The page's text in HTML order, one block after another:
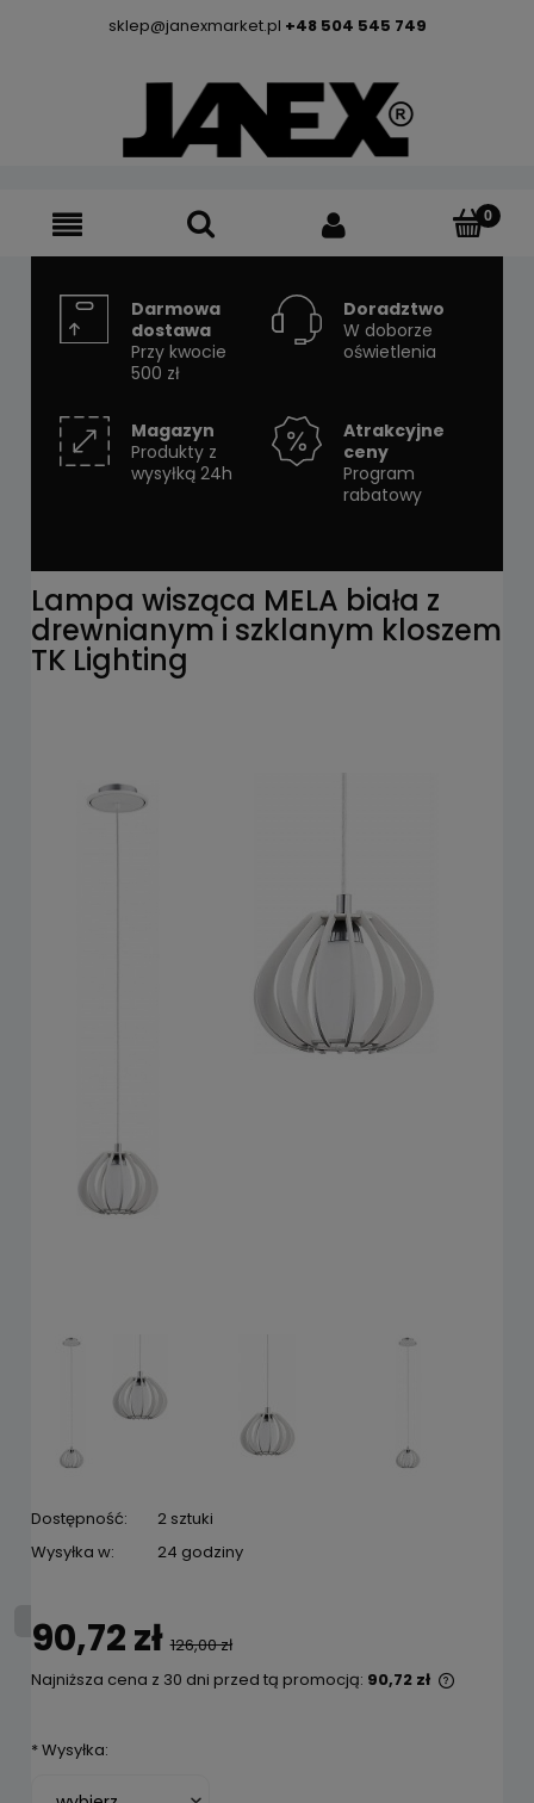
sklep@janexmarket.pl +48 504 545 749
Darmowa
dostawa
Przy kwocie
500 zł
Doradztwo
W doborze
oświetlenia
Magazyn
Produkty z
wysyłką 24h
Atrakcyjne
ceny
Program
rabatowy
Lampa wisząca MELA biała z
drewnianym i szklanym kloszem
TK Lighting
Dostępność:
2 sztuki
Wysyłka w:
24 godziny
90,72 zł 126,00 zł
Najniższa cena z 30 dni przed tą promocją: 90,72 zł
*Wysyłka: